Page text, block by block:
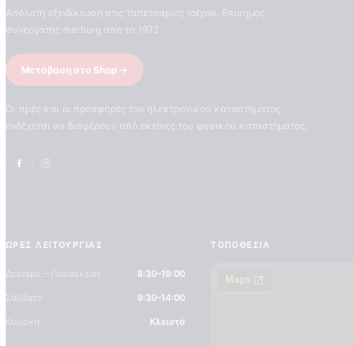
Απόλυτη εξειδίκευση στις ταπετσαρίες τοίχου. Επίσημος
συνεργάτης marburg από το 1972.
Μετάβαση στο Shop
Οι τιμές και οι προσφορές του ηλεκτρονικού καταστήματος
ενδέχεται να διαφέρουν από εκείνες του φυσικού καταστήματος.
ΏΡΕΣ ΛΕΙΤΟΥΡΓΊΑΣ
Δευτέρα – Παρασκευή 8:30–19:00
Σάββατο 9:30–14:00
Κυριακή Κλειστά
ΤΟΠΟΘΕΣΊΑ